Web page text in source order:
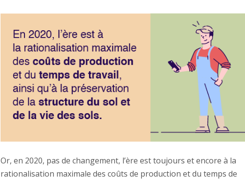
Or, en 2020, pas de changement, l’ère est toujours et encore à la
rationalisation maximale des coûts de production et du temps de